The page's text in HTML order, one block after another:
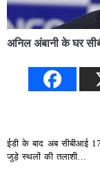
अनिल अंबानी के घर
ईडी के बाद अब सीबीआई
जुड़े स्‍थलों की तलाशी…